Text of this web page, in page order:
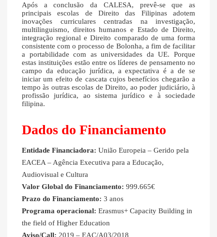
Após a conclusão da CALESA, prevê-se que as
principais escolas de Direito das Filipinas adotem
inovações curriculares centradas na investigação,
multilinguismo, direitos humanos e Estado de Direito,
integração regional e Direito comparado de uma forma
consistente com o processo de Bolonha, a fim de facilitar
a portabilidade com as universidades da UE. Porque
estas instituições estão entre os líderes de pensamento no
campo da educação jurídica, a expectativa é a de se
iniciar um efeito de cascata cujos benefícios chegarão a
tempo às outras escolas de Direito, ao poder judiciário, à
profissão jurídica, ao sistema jurídico e à sociedade
filipina.
Dados do Financiamento
Entidade Financiadora: União Europeia – Gerido pela
EACEA – Agência Executiva para a Educação,
Audiovisual e Cultura
Valor Global do Financiamento: 999.665€
Prazo do Financiamento: 3 anos
Programa operacional: Erasmus+ Capacity Building in
the field of Higher Education
Aviso/Call: 2019 – EAC/A03/2018